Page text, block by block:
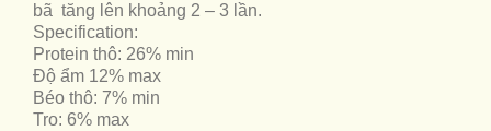
bã tăng lên khoảng 2 – 3 lần.
Specification:
Protein thô: 26% min
Độ ẩm 12% max
Béo thô: 7% min
Tro: 6% max